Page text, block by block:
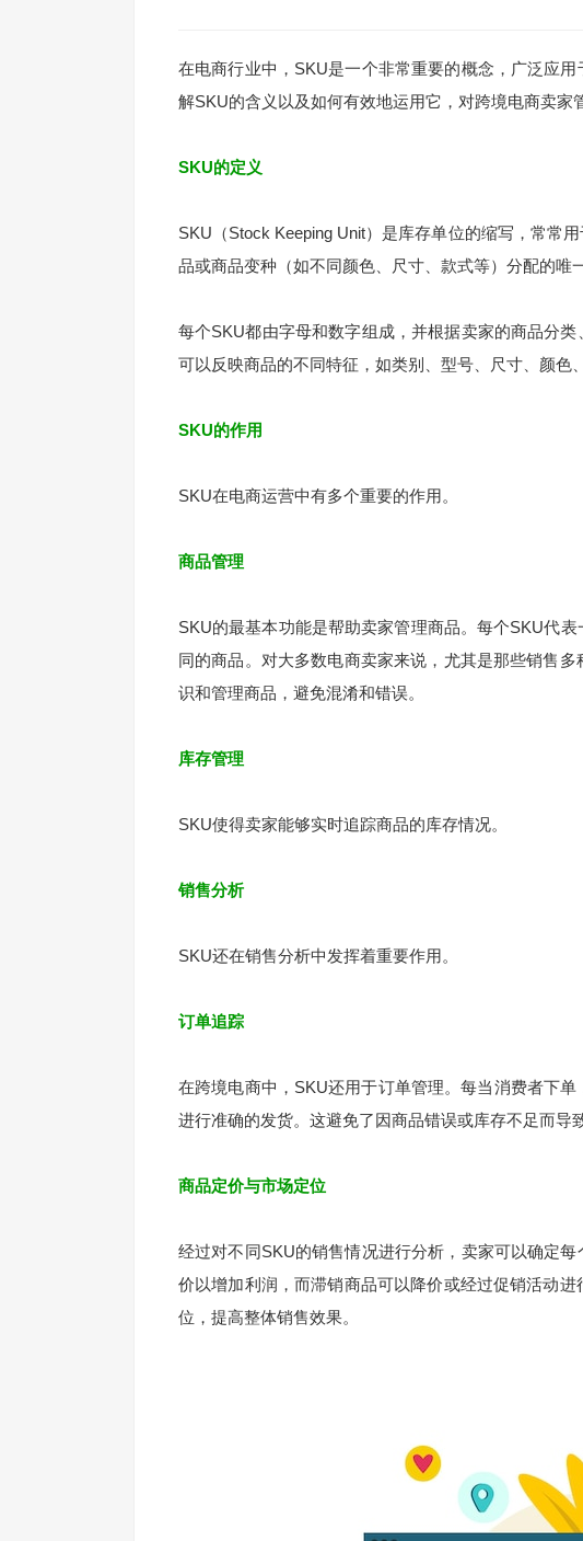
在电商行业中，SKU是一个非常重要的概念，广泛应
解SKU的含义以及如何有效地运用它，对跨境电商卖家
SKU的定义
SKU（Stock Keeping Unit）是库存单位的缩写，常常
品或商品变种（如不同颜色、尺寸、款式等）分配的唯
每个SKU都由字母和数字组成，并根据卖家的商品分
可以反映商品的不同特征，如类别、型号、尺寸、颜色
SKU的作用
SKU在电商运营中有多个重要的作用。
商品管理
SKU的最基本功能是帮助卖家管理商品。每个SKU代
同的商品。对大多数电商卖家来说，尤其是那些销售
识和管理商品，避免混淆和错误。
库存管理
SKU使得卖家能够实时追踪商品的库存情况。
销售分析
SKU还在销售分析中发挥着重要作用。
订单追踪
在跨境电商中，SKU还用于订单管理。每当消费者下
进行准确的发货。这避免了因商品错误或库存不足而导
商品定价与市场定位
经过对不同SKU的销售情况进行分析，卖家可以确定
价以增加利润，而滞销商品可以降价或经过促销活动
位，提高整体销售效果。